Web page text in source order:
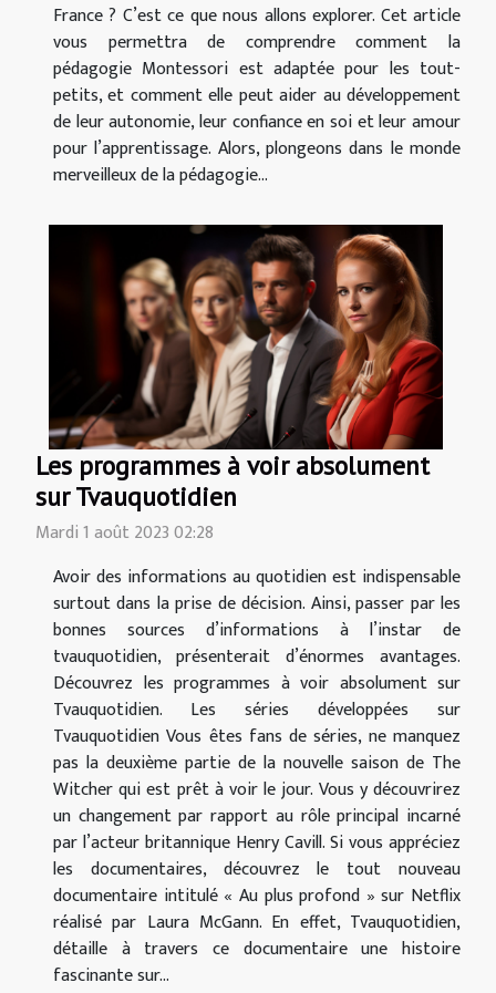
France ? C’est ce que nous allons explorer. Cet article
vous permettra de comprendre comment la
pédagogie Montessori est adaptée pour les tout-
petits, et comment elle peut aider au développement
de leur autonomie, leur confiance en soi et leur amour
pour l’apprentissage. Alors, plongeons dans le monde
merveilleux de la pédagogie...
Les programmes à voir absolument
sur Tvauquotidien
Mardi 1 août 2023 02:28
Avoir des informations au quotidien est indispensable
surtout dans la prise de décision. Ainsi, passer par les
bonnes sources d’informations à l’instar de
tvauquotidien, présenterait d’énormes avantages.
Découvrez les programmes à voir absolument sur
Tvauquotidien. Les séries développées sur
Tvauquotidien Vous êtes fans de séries, ne manquez
pas la deuxième partie de la nouvelle saison de The
Witcher qui est prêt à voir le jour. Vous y découvrirez
un changement par rapport au rôle principal incarné
par l’acteur britannique Henry Cavill. Si vous appréciez
les documentaires, découvrez le tout nouveau
documentaire intitulé « Au plus profond » sur Netflix
réalisé par Laura McGann. En effet, Tvauquotidien,
détaille à travers ce documentaire une histoire
fascinante sur...